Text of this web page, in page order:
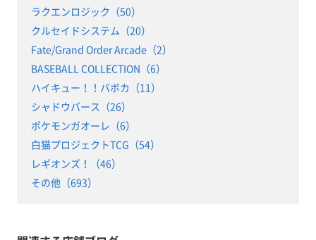
ラクエンロジック（50）
クルセイドシステム（20）
Fate/Grand Order Arcade（2）
BASEBALL COLLECTION（6）
ハイキュー！！バボカ（11）
シャドウバース（26）
ポケモンガオーレ（6）
白猫プロジェクトTCG（54）
レギオンズ！（46）
その他（693）